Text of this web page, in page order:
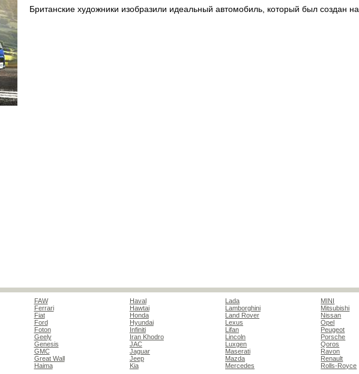
Британские художники изобразили идеальный автомобиль, который был создан на
FAW
Ferrari
Fiat
Ford
Foton
Geely
Genesis
GMC
Great Wall
Haima
Haval
Hawtai
Honda
Hyundai
Infiniti
Iran Khodro
JAC
Jaguar
Jeep
Kia
Lada
Lamborghini
Land Rover
Lexus
Lifan
Lincoln
Luxgen
Maserati
Mazda
Mercedes
MINI
Mitsubishi
Nissan
Opel
Peugeot
Porsche
Qoros
Ravon
Renault
Rolls-Royce